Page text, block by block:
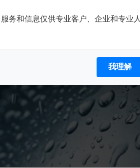
务和信息仅供专业客户、企业和专业人
我理解